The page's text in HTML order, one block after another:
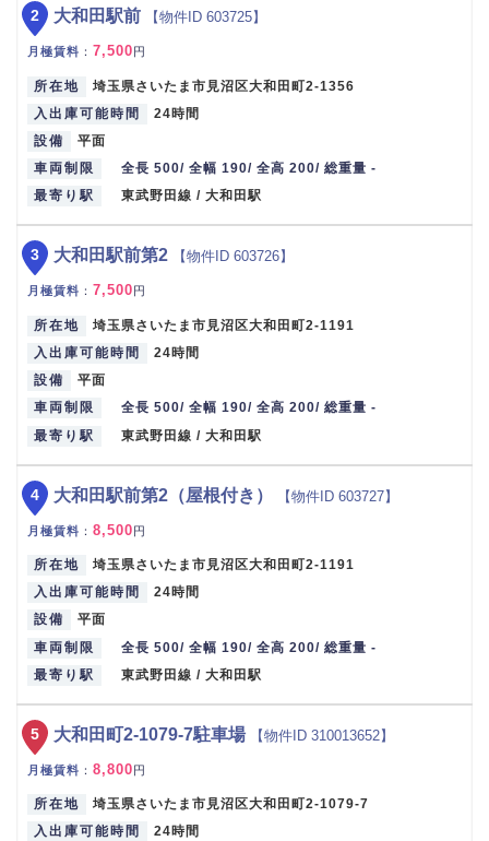
大和田駅前 【物件ID 603725】
月極賃料 ： 7,500 円
所在地
埼玉県さいたま市見沼区大和田町2-1356
入出庫可能時間
24時間
設備
平面
車両制限
全長 500/ 全幅 190/ 全高 200/ 総重量 -
最寄り駅
東武野田線 / 大和田駅
2
大和田駅前第2 【物件ID 603726】
月極賃料 ： 7,500 円
所在地
埼玉県さいたま市見沼区大和田町2-1191
入出庫可能時間
24時間
設備
平面
車両制限
全長 500/ 全幅 190/ 全高 200/ 総重量 -
最寄り駅
東武野田線 / 大和田駅
3
大和田駅前第2（屋根付き） 【物件ID 603727】
月極賃料 ： 8,500円
所在地
埼玉県さいたま市見沼区大和田町2-1191
入出庫可能時間
24時間
設備
平面
車両制限
全長 500/ 全幅 190/ 全高 200/ 総重量 -
最寄り駅
東武野田線 / 大和田駅
4
大和田町2-1079-7駐車場 【物件ID 310013652】
月極賃料 ： 8,800円
所在地
埼玉県さいたま市見沼区大和田町2-1079-7
入出庫可能時間
24時間
5